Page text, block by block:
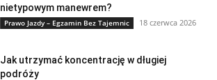
nietypowym manewrem?
Prawo Jazdy – Egzamin Bez Tajemnic 18 czerwca 2026
Jak utrzymać koncentrację w długiej
podróży